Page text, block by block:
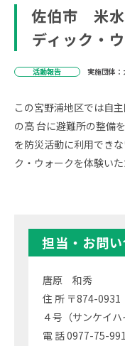
佐伯市 米
ディック・
活動報告 実施団体：
この宮野浦地区では自
の高 台に避難所の整備
を防災活動に利用でき
ク・ウォークを体験いた
担当・お問
唐原 和秀
住 所 〒874-
４号（サンケイハ
電 話 0977-75-